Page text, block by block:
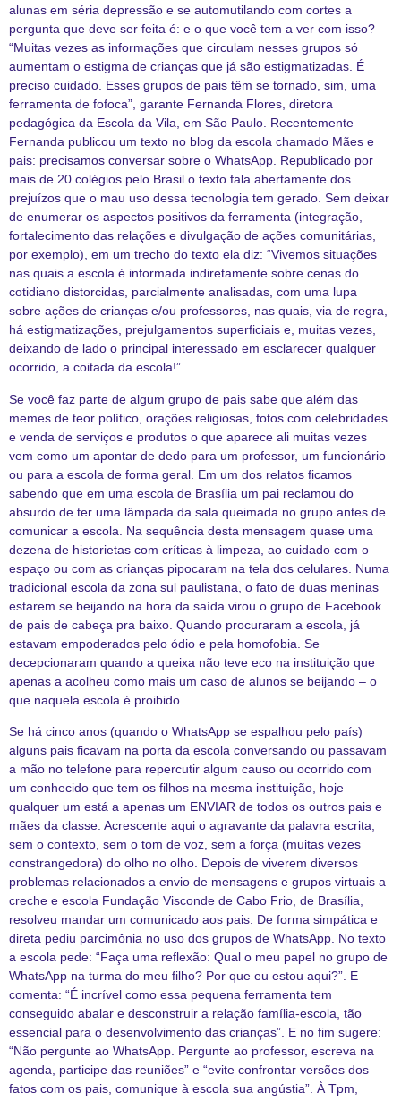
alunas em séria depressão e se automutilando com cortes a
pergunta que deve ser feita é: e o que você tem a ver com isso?
“Muitas vezes as informações que circulam nesses grupos só
aumentam o estigma de crianças que já são estigmatizadas. É
preciso cuidado. Esses grupos de pais têm se tornado, sim, uma
ferramenta de fofoca”, garante Fernanda Flores, diretora
pedagógica da Escola da Vila, em São Paulo. Recentemente
Fernanda publicou um texto no blog da escola chamado Mães e
pais: precisamos conversar sobre o WhatsApp. Republicado por
mais de 20 colégios pelo Brasil o texto fala abertamente dos
prejuízos que o mau uso dessa tecnologia tem gerado. Sem deixar
de enumerar os aspectos positivos da ferramenta (integração,
fortalecimento das relações e divulgação de ações comunitárias,
por exemplo), em um trecho do texto ela diz: “Vivemos situações
nas quais a escola é informada indiretamente sobre cenas do
cotidiano distorcidas, parcialmente analisadas, com uma lupa
sobre ações de crianças e/ou professores, nas quais, via de regra,
há estigmatizações, prejulgamentos superficiais e, muitas vezes,
deixando de lado o principal interessado em esclarecer qualquer
ocorrido, a coitada da escola!”.
Se você faz parte de algum grupo de pais sabe que além das
memes de teor político, orações religiosas, fotos com celebridades
e venda de serviços e produtos o que aparece ali muitas vezes
vem como um apontar de dedo para um professor, um funcionário
ou para a escola de forma geral. Em um dos relatos ficamos
sabendo que em uma escola de Brasília um pai reclamou do
absurdo de ter uma lâmpada da sala queimada no grupo antes de
comunicar a escola. Na sequência desta mensagem quase uma
dezena de historietas com críticas à limpeza, ao cuidado com o
espaço ou com as crianças pipocaram na tela dos celulares. Numa
tradicional escola da zona sul paulistana, o fato de duas meninas
estarem se beijando na hora da saída virou o grupo de Facebook
de pais de cabeça pra baixo. Quando procuraram a escola, já
estavam empoderados pelo ódio e pela homofobia. Se
decepcionaram quando a queixa não teve eco na instituição que
apenas a acolheu como mais um caso de alunos se beijando – o
que naquela escola é proibido.
Se há cinco anos (quando o WhatsApp se espalhou pelo país)
alguns pais ficavam na porta da escola conversando ou passavam
a mão no telefone para repercutir algum causo ou ocorrido com
um conhecido que tem os filhos na mesma instituição, hoje
qualquer um está a apenas um ENVIAR de todos os outros pais e
mães da classe. Acrescente aqui o agravante da palavra escrita,
sem o contexto, sem o tom de voz, sem a força (muitas vezes
constrangedora) do olho no olho. Depois de viverem diversos
problemas relacionados a envio de mensagens e grupos virtuais a
creche e escola Fundação Visconde de Cabo Frio, de Brasília,
resolveu mandar um comunicado aos pais. De forma simpática e
direta pediu parcimônia no uso dos grupos de WhatsApp. No texto
a escola pede: “Faça uma reflexão: Qual o meu papel no grupo de
WhatsApp na turma do meu filho? Por que eu estou aqui?”. E
comenta: “É incrível como essa pequena ferramenta tem
conseguido abalar e desconstruir a relação família-escola, tão
essencial para o desenvolvimento das crianças”. E no fim sugere:
“Não pergunte ao WhatsApp. Pergunte ao professor, escreva na
agenda, participe das reuniões” e “evite confrontar versões dos
fatos com os pais, comunique à escola sua angústia”. À Tpm,